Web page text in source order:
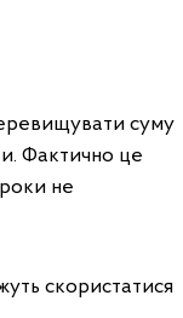
суму
Фактично це
роки не
скористатися